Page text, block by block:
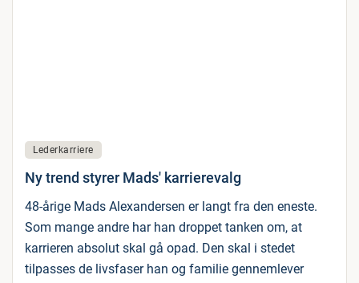
Lederkarriere
Ny trend styrer Mads' karrierevalg
48-årige Mads Alexandersen er langt fra den eneste.
Som mange andre har han droppet tanken om, at
karrieren absolut skal gå opad. Den skal i stedet
tilpasses de livsfaser han og familie gennemlever